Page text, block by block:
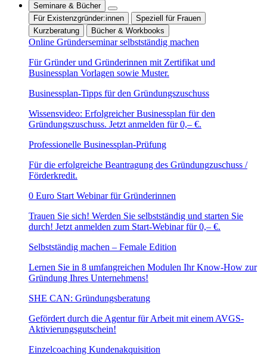
Seminare & Bücher
Für Existenzgründer:innen
Speziell für Frauen
Kurzberatung
Bücher & Workbooks
Online Gründerseminar selbstständig machen
Für Gründer und Gründerinnen mit Zertifikat und
Businessplan Vorlagen sowie Muster.
Businessplan-Tipps für den Gründungszuschuss
Wissensvideo: Erfolgreicher Businessplan für den
Gründungszuschuss. Jetzt anmelden für 0,– €.
Professionelle Businessplan-Prüfung
Für die erfolgreiche Beantragung des Gründungzuschuss /
Förderkredit.
0 Euro Start Webinar für Gründerinnen
Trauen Sie sich! Werden Sie selbstständig und starten Sie
durch! Jetzt anmelden zum Start-Webinar für 0,– €.
Selbstständig machen – Female Edition
Lernen Sie in 8 umfangreichen Modulen Ihr Know-How zur
Gründung Ihres Unternehmens!
SHE CAN: Gründungsberatung
Gefördert durch die Agentur für Arbeit mit einem AVGS-
Aktivierungsgutschein!
Einzelcoaching Kundenakquisition